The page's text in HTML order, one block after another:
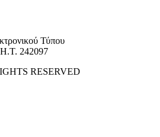
Τύπου
242097
RESERVED